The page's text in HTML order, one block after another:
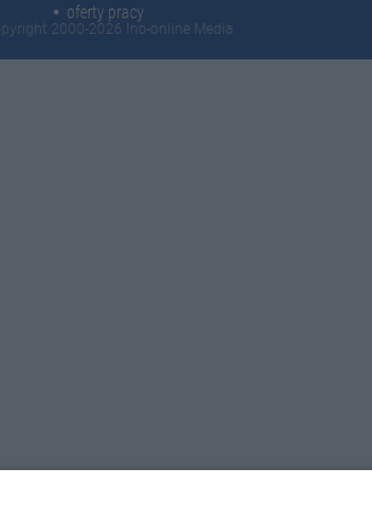
oferty pracy
2000-2026 Ino-online Media